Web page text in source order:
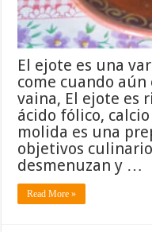
El ejote es una
come cuando
vaina, El ejote es
ácido fólico,
molida​ es una
objetivos
desmenuzan y …
Read More »